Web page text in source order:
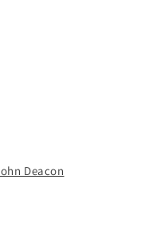
Deacon